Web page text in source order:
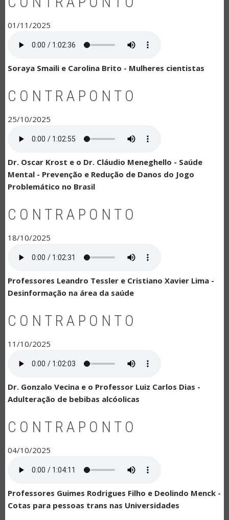
01/11/2025
Soraya Smaili e Carolina Brito - Mulheres cientistas
CONTRAPONTO
25/10/2025
Dr. Oscar Krost e o Dr. Cláudio Meneghello - Saúde
Mental - Prevenção e Redução de Danos do Jogo
Problemático no Brasil
CONTRAPONTO
18/10/2025
Professores Leandro Tessler e Cristiano Xavier Lima -
Desinformação na área da saúde
CONTRAPONTO
11/10/2025
Dr. Gonzalo Vecina e o Professor Luiz Carlos Dias -
Adulteração de bebibas alcóolicas
CONTRAPONTO
04/10/2025
Professores Guimes Rodrigues Filho e Deolindo Menck -
Cotas para pessoas trans nas Universidades